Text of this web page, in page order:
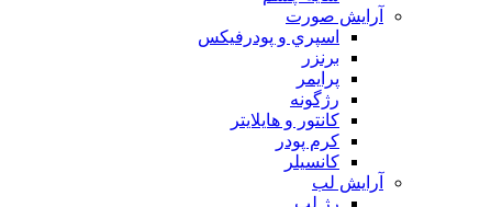
آرايش صورت
اسپري و پودرفيكس
برنزر
پرايمر
رژگونه
كانتور و هايلايتر
كرم پودر
كانسيلر
آرايش لب
رژ لب